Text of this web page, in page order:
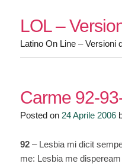
content
LOL –
Latino On Line – Versioni
Carme 92-
Posted on 24 Aprile 2006
92– Lesbia mi dicit
me: Lesbia me